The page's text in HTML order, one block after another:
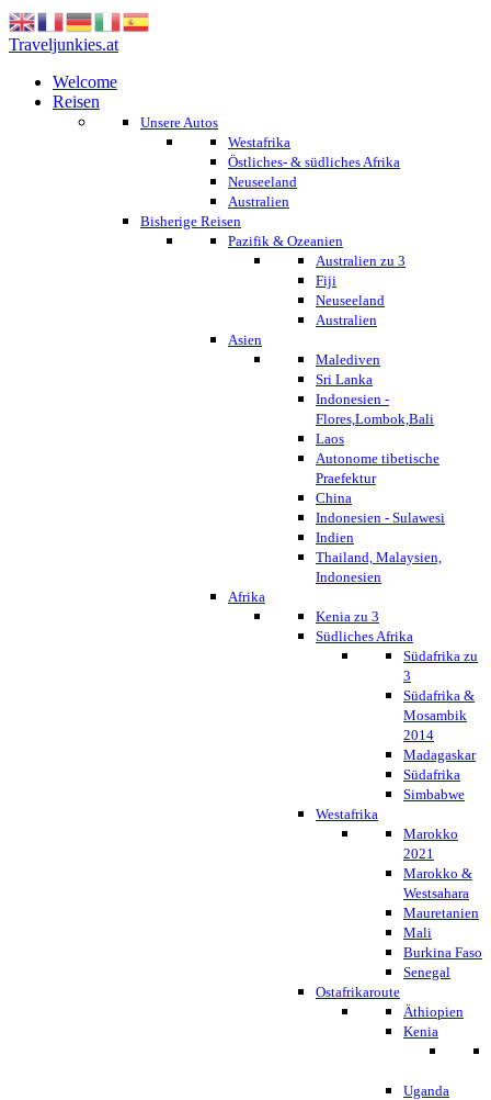
Traveljunkies.at
Welcome
Reisen
Unsere Autos
Westafrika
Östliches- & südliches Afrika
Neuseeland
Australien
Bisherige Reisen
Pazifik & Ozeanien
Australien zu 3
Fiji
Neuseeland
Australien
Asien
Malediven
Sri Lanka
Indonesien -
Flores,Lombok,Bali
Laos
Autonome tibetische
Praefektur
China
Indonesien - Sulawesi
Indien
Thailand, Malaysien,
Indonesien
Afrika
Kenia zu 3
Südliches Afrika
Südafrika zu
3
Südafrika &
Mosambik
2014
Madagaskar
Südafrika
Simbabwe
Westafrika
Marokko
2021
Marokko &
Westsahara
Mauretanien
Mali
Burkina Faso
Senegal
Ostafrikaroute
Äthiopien
Kenia
Uganda